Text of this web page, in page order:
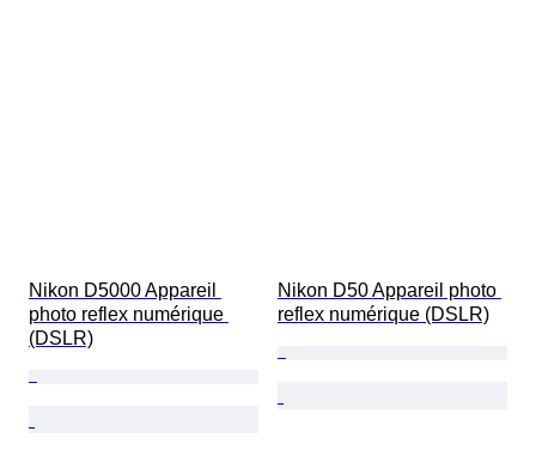
Nikon D5000 Appareil
photo reflex numérique
(DSLR)
Nikon D50 Appareil photo
reflex numérique (DSLR)